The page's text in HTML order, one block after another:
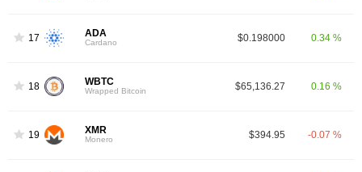
17 ADA
Cardano $0.198000 0.34 %
18 WBTC
Wrapped Bitcoin $65,136.27 0.16 %
19 XMR
Monero $394.95 -0.07 %